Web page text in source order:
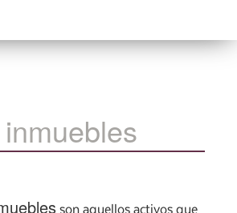
son aquellos activos que